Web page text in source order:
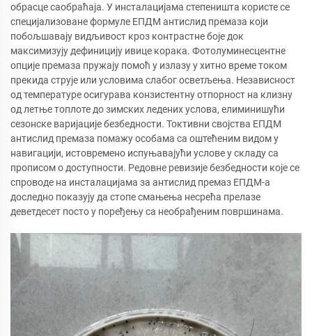
обрасце саобраћаја. У инсталацијама степеништа користе се
специјализоване формуле ЕПДМ антислид премаза који
побољшавају видљивост кроз контрастне боје док
максимизују дефиницију ивице корака. Фотолуминесцентне
опције премаза пружају помоћ у излазу у хитно време током
прекида струје или условима слабог осветљења. Независност
од температуре осигурава конзистентну отпорност на клизну
од летње топлоте до зимских ледених услова, елиминишући
сезонске варијације безбедности. Токтивни својства ЕПДМ
антислид премаза помажу особама са оштећеним видом у
навигацији, истовремено испуњавајући услове у складу са
прописом о доступности. Редовне ревизије безбедности које се
спроводе на инсталацијама за антислид премаз ЕПДМ-а
доследно показују да стопе смањења несрећа прелазе
деветдесет посто у поређењу са необрађеним површинама.